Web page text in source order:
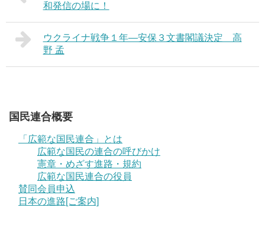
和発信の場に！
ウクライナ戦争１年―安保３文書閣議決定 高
野 孟
国民連合概要
「広範な国民連合」とは
広範な国民の連合の呼びかけ
憲章・めざす進路・規約
広範な国民連合の役員
賛同会員申込
日本の進路[ご案内]